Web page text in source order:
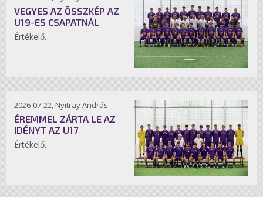
VEGYES AZ ÖSSZKÉP AZ
U19-ES CSAPATNÁL
Értékelő.
2026-07-22, Nyitray András
ÉREMMEL ZÁRTA LE AZ
IDÉNYT AZ U17
Értékelő.